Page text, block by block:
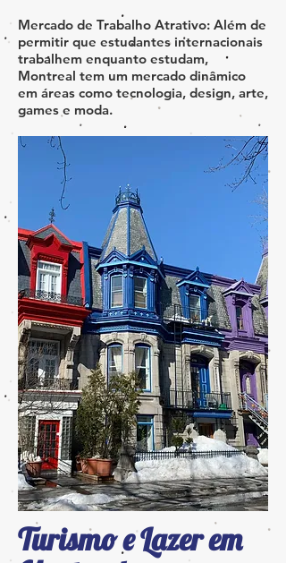
Mercado de Trabalho Atrativo: Além de
permitir que estudantes internacionais
trabalhem enquanto estudam,
Montreal tem um mercado dinâmico
em áreas como tecnologia, design, arte,
games e moda.
Turismo e Lazer em